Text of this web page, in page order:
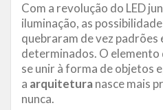
Com a revolução do LED
iluminação, as
quebraram de vez padrões
determinados. O elemento
se unir à forma de objetos
a arquiteturanasce mais
nunca.